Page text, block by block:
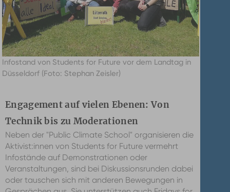
Infostand von Students for Future vor dem Landtag in
Düsseldorf (Foto: Stephan Zeisler)
Engagement auf vielen Ebenen: Von
Technik bis zu Moderationen
Neben der "Public Climate School" organisieren die
Aktivist:innen von Students for Future vermehrt
Infostände auf Demonstrationen oder
Veranstaltungen, sind bei Diskussionsrunden dabei
oder tauschen sich mit anderen Bewegungen in